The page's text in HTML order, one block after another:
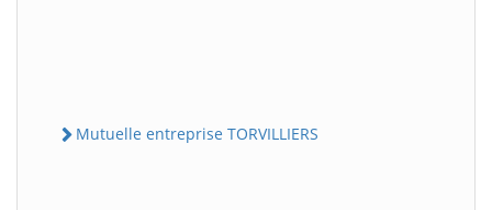
Mutuelle entreprise TORVILLIERS